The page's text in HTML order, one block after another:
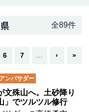
全89件
6 7 … › »
アンバサダー
文殊山へ。土砂降り
」でツルツル修行